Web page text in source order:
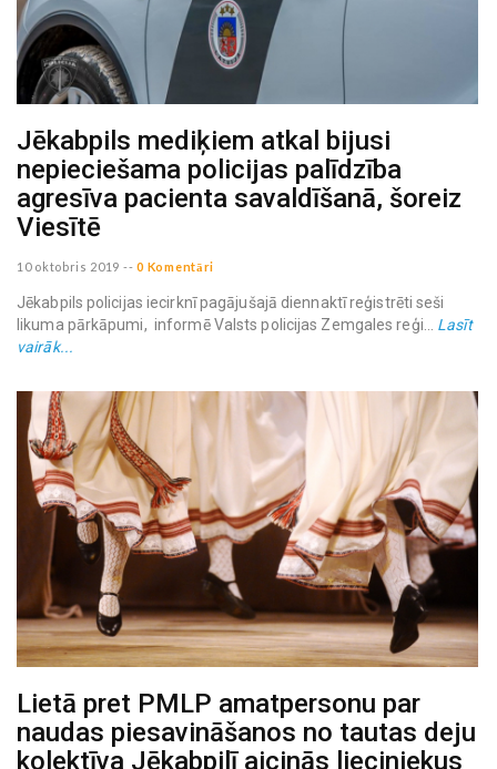
Jēkabpils mediķiem atkal bijusi
nepieciešama policijas palīdzība
agresīva pacienta savaldīšanā, šoreiz
Viesītē
10 oktobris 2019 -- 0 Komentāri
Jēkabpils policijas iecirknī pagājušajā diennaktī reģistrēti seši
likuma pārkāpumi, informē Valsts policijas Zemgales reģi... Lasīt
vairāk...
Lietā pret PMLP amatpersonu par
naudas piesavināšanos no tautas deju
kolektīva Jēkabpilī aicinās lieciniekus